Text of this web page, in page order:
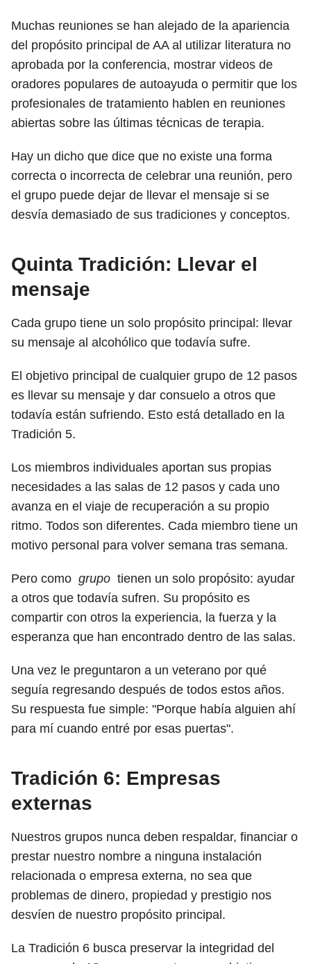
Muchas reuniones se han alejado de la apariencia
del propósito principal de AA al utilizar literatura no
aprobada por la conferencia, mostrar videos de
oradores populares de autoayuda o permitir que los
profesionales de tratamiento hablen en reuniones
abiertas sobre las últimas técnicas de terapia.
Hay un dicho que dice que no existe una forma
correcta o incorrecta de celebrar una reunión, pero
el grupo puede dejar de llevar el mensaje si se
desvía demasiado de sus tradiciones y conceptos.
Quinta Tradición: Llevar el
mensaje
Cada grupo tiene un solo propósito principal: llevar
su mensaje al alcohólico que todavía sufre.
El objetivo principal de cualquier grupo de 12 pasos
es llevar su mensaje y dar consuelo a otros que
todavía están sufriendo. Esto está detallado en la
Tradición 5.
Los miembros individuales aportan sus propias
necesidades a las salas de 12 pasos y cada uno
avanza en el viaje de recuperación a su propio
ritmo. Todos son diferentes. Cada miembro tiene un
motivo personal para volver semana tras semana.
Pero como grupo tienen un solo propósito: ayudar
a otros que todavía sufren. Su propósito es
compartir con otros la experiencia, la fuerza y ​​la
esperanza que han encontrado dentro de las salas.
Una vez le preguntaron a un veterano por qué
seguía regresando después de todos estos años.
Su respuesta fue simple: "Porque había alguien ahí
para mí cuando entré por esas puertas".
Tradición 6: Empresas
externas
Nuestros grupos nunca deben respaldar, financiar o
prestar nuestro nombre a ninguna instalación
relacionada o empresa externa, no sea que
problemas de dinero, propiedad y prestigio nos
desvíen de nuestro propósito principal.
La Tradición 6 busca preservar la integridad del